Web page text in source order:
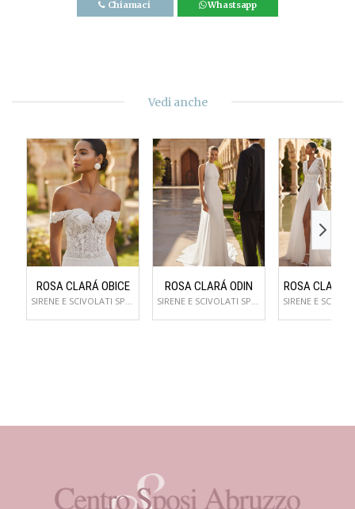
Chiamaci Whastsapp
Vedi anche
ROSA CLARÁ OBICE ROSA CLARÁ ODIN ROSA CLARÁ